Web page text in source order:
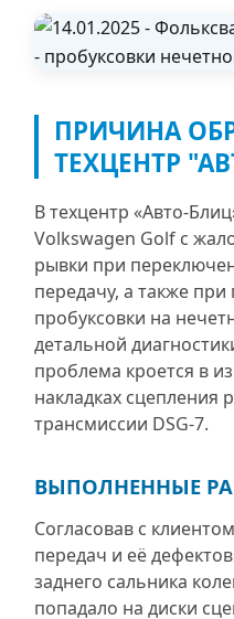
ПРИЧИНА
ТЕХЦЕНТР
В техцентр «Авто-
Volkswagen Golf с
рывки при
передачу, а также
пробуксовки на
детальной
проблема кроется в
накладках сцепления
трансмиссии DSG-7.
ВЫПОЛНЕННЫЕ
Согласовав с
передач и её
заднего сальника
попадало на диски